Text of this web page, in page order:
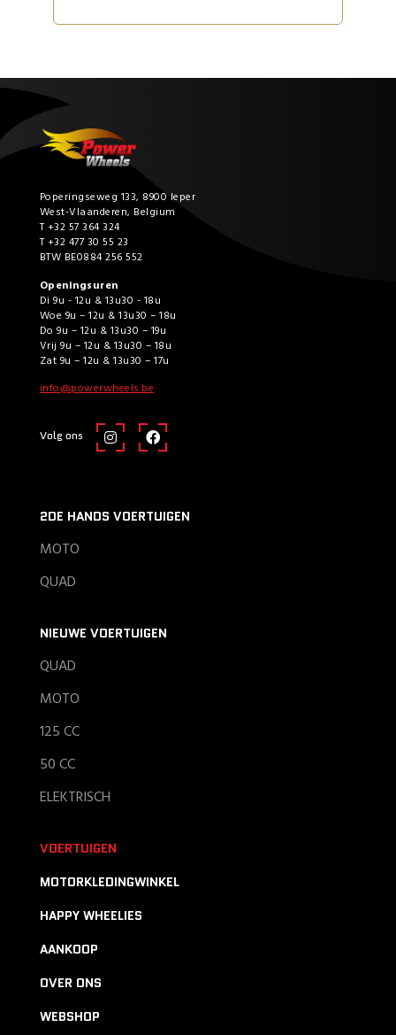
Poperingseweg 133, 8900 Ieper
West-Vlaanderen, Belgium
T +32 57 364 324
T +32 477 30 55 23
BTW BE0884 256 552
Openingsuren
Di 9u - 12u & 13u30 - 18u
Woe 9u – 12u & 13u30 – 18u
Do 9u – 12u & 13u30 – 19u
Vrij 9u – 12u & 13u30 – 18u
Zat 9u – 12u & 13u30 – 17u
info@powerwheels.be
Volg ons
2DE HANDS VOERTUIGEN
MOTO
QUAD
NIEUWE VOERTUIGEN
QUAD
MOTO
125 CC
50 CC
ELEKTRISCH
VOERTUIGEN
MOTORKLEDINGWINKEL
HAPPY WHEELIES
AANKOOP
OVER ONS
WEBSHOP